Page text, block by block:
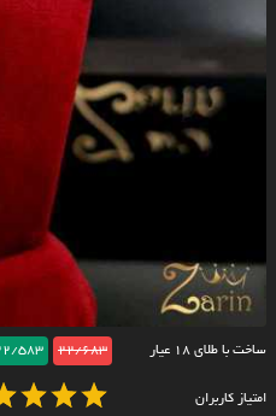
ساخت با طلای ۱۸ عیار 22/683
583
امتیاز کاربران